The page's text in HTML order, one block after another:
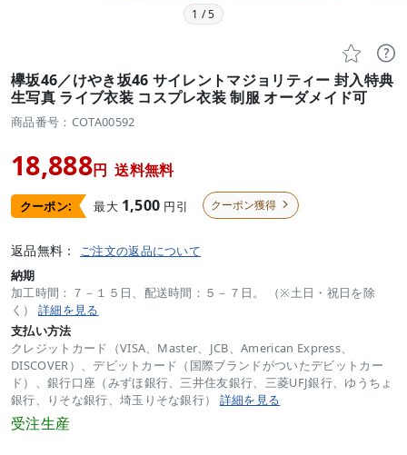
1 /5
 
欅坂46／けやき坂46 サイレントマジョリティー 封入特典
生写真 ライブ衣装 コスプレ衣装 制服 オーダメイド可
商品番号：COTA00592
18,888円 送料無料
クーポン: 最大 1,500 円引 クーポン獲得 
返品無料： ご注文の返品について
納期
加工時間：７－１５日、配送時間：５－７日。 （※土日・祝日を除
く） 詳細を見る
支払い方法
クレジットカード（VISA、Master、JCB、American Express、
DISCOVER）、デビットカード（国際ブランドがついたデビットカー
ド）、銀行口座（みずほ銀行、三井住友銀行、三菱UFJ銀行、ゆうちょ
銀行、りそな銀行、埼玉りそな銀行） 詳細を見る
受注生産